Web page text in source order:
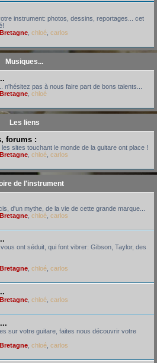
r
instrument: photos, dessins, reportages... cet
chloé carlos
Musiques...
n'hésitez pas à nous faire part de bons talents...
chloé
Les liens
forums :
sites touchant le monde de la guitare ont place !
chloé carlos
de l'instrument
d'un mythe, de la vie de cette grande marque...
chloé carlos
ont séduit, qui font vibrer: Gibson, Taylor, des
chloé carlos
chloé carlos
sur votre guitare, faites nous découvrir votre
chloé carlos